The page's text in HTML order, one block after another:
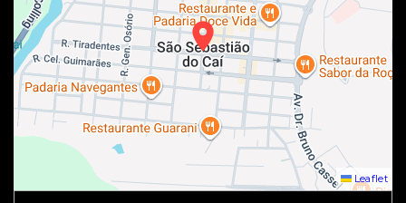
Leaflet